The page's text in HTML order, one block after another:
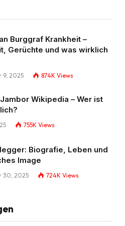
Burggraf Krankheit –
Gerüchte und was wirklich
9, 2025 874K Views
Wikipedia – Wer ist
755K Views
Biografie, Leben und
Image
30, 2025 724K Views